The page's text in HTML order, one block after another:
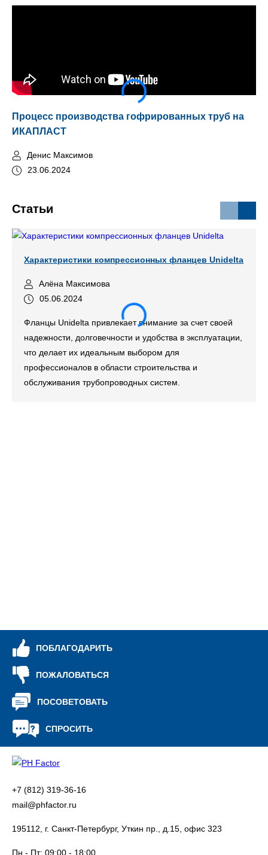
Процесс производства гофрированных труб на
ИКАПЛАСТ
Денис Максимов
23.06.2024
Статьи
Характеристики компрессионных фланцев Unidelta
Алёна Максимова
05.06.2024
Фланцы Unidelta привлекает внимание за счет своей
надежности, долговечности и удобства в эксплуатации,
что делает их идеальным выбором для
профессионалов в области строительства и
обслуживания трубопроводных систем.
ПОБЛАГОДАРИТЬ
ПОЖАЛОВАТЬСЯ
ПОСОВЕТОВАТЬ
СПРОСИТЬ
+7 (812) 319-36-16
mail@phfactor.ru
195112, г. Санкт-Петербург, Уткин пр., д.15, офис 323
Пн - Пт: 09:00 - 18:00